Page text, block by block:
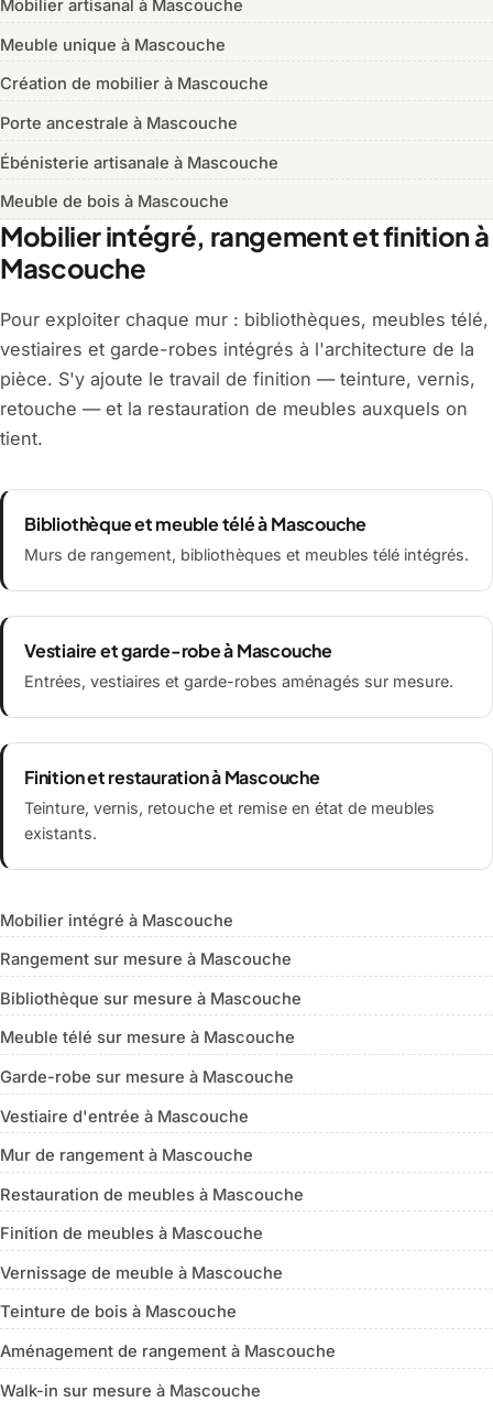
Mobilier artisanal à Mascouche
Meuble unique à Mascouche
Création de mobilier à Mascouche
Porte ancestrale à Mascouche
Ébénisterie artisanale à Mascouche
Meuble de bois à Mascouche
Mobilier intégré, rangement et finition à
Mascouche
Pour exploiter chaque mur : bibliothèques, meubles télé,
vestiaires et garde-robes intégrés à l'architecture de la
pièce. S'y ajoute le travail de finition — teinture, vernis,
retouche — et la restauration de meubles auxquels on
tient.
Bibliothèque et meuble télé à Mascouche
Murs de rangement, bibliothèques et meubles télé intégrés.
Vestiaire et garde-robe à Mascouche
Entrées, vestiaires et garde-robes aménagés sur mesure.
Finition et restauration à Mascouche
Teinture, vernis, retouche et remise en état de meubles
existants.
Mobilier intégré à Mascouche
Rangement sur mesure à Mascouche
Bibliothèque sur mesure à Mascouche
Meuble télé sur mesure à Mascouche
Garde-robe sur mesure à Mascouche
Vestiaire d'entrée à Mascouche
Mur de rangement à Mascouche
Restauration de meubles à Mascouche
Finition de meubles à Mascouche
Vernissage de meuble à Mascouche
Teinture de bois à Mascouche
Aménagement de rangement à Mascouche
Walk-in sur mesure à Mascouche